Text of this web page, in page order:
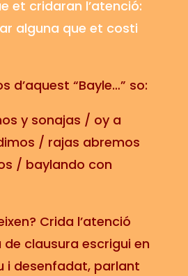
et cridaran l’atenció:
alguna que et costi
d’aquest “Bayle…” so:
y sonajas / oy a
/ rajas abremos
/ baylando con
Crida l’atenció
clausura escrigui en
i desenfadat, parlant